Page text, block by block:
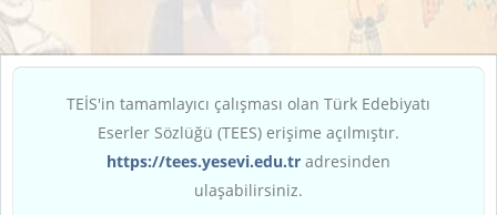
TEİS'in tamamlayıcı çalışması olan Türk Edebiyatı
Eserler Sözlüğü (TEES) erişime açılmıştır.
https://tees.yesevi.edu.tr adresinden
ulaşabilirsiniz.